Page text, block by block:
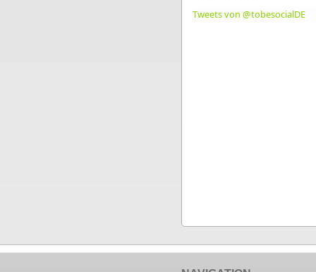
Tweets von @tobesocialDE